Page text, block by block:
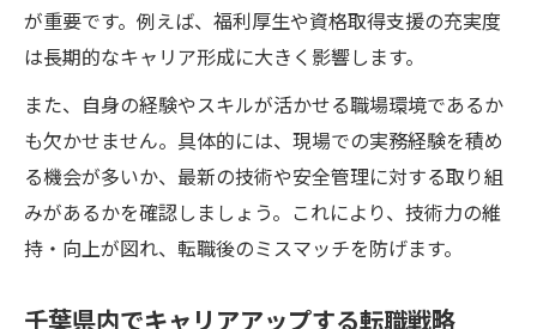
が重要です。例えば、福利厚生や資格取得支援の充実度
は長期的なキャリア形成に大きく影響します。
また、自身の経験やスキルが活かせる職場環境であるか
も欠かせません。具体的には、現場での実務経験を積め
る機会が多いか、最新の技術や安全管理に対する取り組
みがあるかを確認しましょう。これにより、技術力の維
持・向上が図れ、転職後のミスマッチを防げます。
千葉県内でキャリアアップする転職戦略